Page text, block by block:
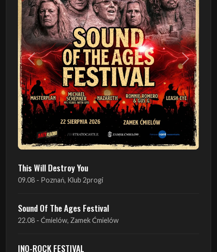
Poprzedni Następny
This Will Destroy You
09.08 - Poznań, Klub 2progi
Sound Of The Ages Festival
22.08 - Ćmielów, Zamek Ćmielów
INO-ROCK FESTIVAL